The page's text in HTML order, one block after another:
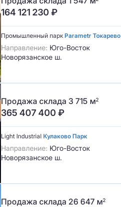
164 121 230 ₽
Промышленный парк Parametr Токарево
Направление: Юго-Восток
Новорязанское ш.
Продажа склада 3 715 м2
365 407 400 ₽
Light Industrial Кулаково Парк
Направление: Юго-Восток
Новорязанское ш.
Продажа склада 26 647 м2